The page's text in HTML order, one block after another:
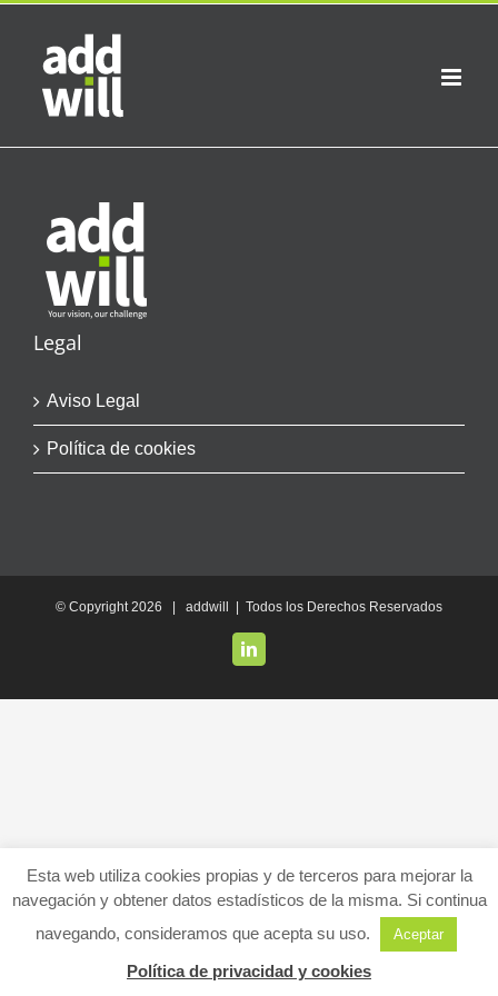
Saltar
contenido
Legal
Aviso Legal
Política de cookies
© Copyright2026 | addwill | Todos los Derechos Reservados
LinkedIn
Esta web utiliza cookies propias y de terceros para mejorar la
navegación y obtener datos estadísticos de la misma. Si continua
navegando, consideramos que acepta su uso.
Aceptar
Política de privacidad y cookies